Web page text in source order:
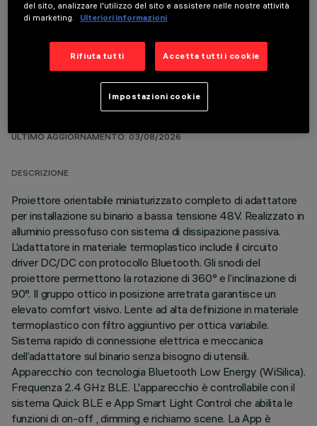
COMPONENTI OPZIONALI
DATI TECNICI
ULTIMO AGGIORNAMENTO: 03/08/2026
DESCRIZIONE
Proiettore orientabile miniaturizzato completo di adattatore
per installazione su binario a bassa tensione 48V. Realizzato in
alluminio pressofuso con sistema di dissipazione passiva.
L’adattatore in materiale termoplastico include il circuito
driver DC/DC con protocollo Bluetooth. Gli snodi del
proiettore permettono la rotazione di 360° e l’inclinazione di
90°. Il gruppo ottico in posizione arretrata garantisce un
elevato comfort visivo. Lente ad alta definizione in materiale
termoplastico con filtro aggiuntivo per ottica variabile.
Sistema rapido di connessione elettrica e meccanica
dell’adattatore sul binario senza bisogno di utensili.
Apparecchio con tecnologia Bluetooth Low Energy (WiSilica).
Frequenza 2.4 GHz BLE. L'apparecchio è controllabile con il
sistema Quick BLE e App Smart Light Control che abilita le
funzioni di on-off , dimming e richiamo scene. La App è
del sito, analizzare l'utilizzo del sito e assistere nelle nostre attività
di marketing.
Ulteriori informazioni
Rifiuta tutti Accetta tutti i cookie
Impostazioni cookie